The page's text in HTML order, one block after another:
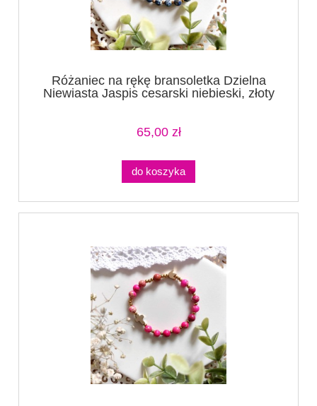
Różaniec na rękę bransoletka Dzielna
Niewiasta Jaspis cesarski niebieski, złoty
65,00 zł
do koszyka